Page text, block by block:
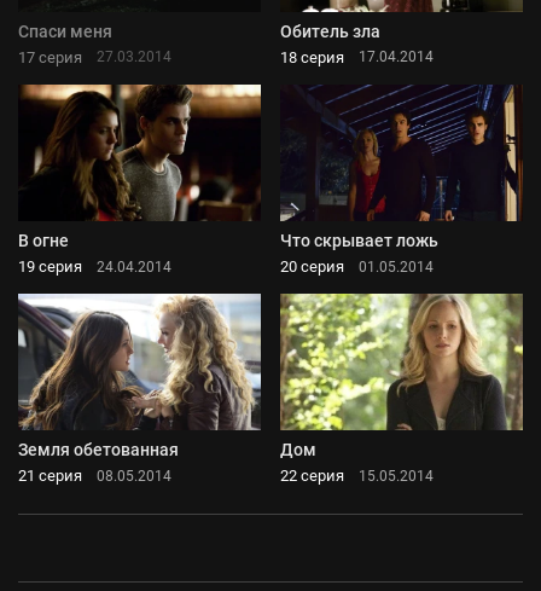
Спаси меня
17 серия 27.03.2014
Обитель зла
18 серия 17.04.2014
В огне
19 серия 24.04.2014
Что скрывает ложь
20 серия 01.05.2014
Земля обетованная
21 серия 08.05.2014
Дом
22 серия 15.05.2014